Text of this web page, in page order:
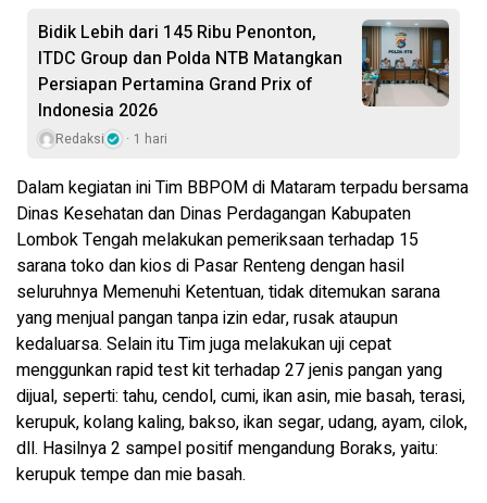
Bidik Lebih dari 145 Ribu Penonton,
ITDC Group dan Polda NTB Matangkan
Persiapan Pertamina Grand Prix of
Indonesia 2026
Redaksi 1 hari
Dalam kegiatan ini Tim BBPOM di Mataram terpadu bersama
Dinas Kesehatan dan Dinas Perdagangan Kabupaten
Lombok Tengah melakukan pemeriksaan terhadap 15
sarana toko dan kios di Pasar Renteng dengan hasil
seluruhnya Memenuhi Ketentuan, tidak ditemukan sarana
yang menjual pangan tanpa izin edar, rusak ataupun
kedaluarsa. Selain itu Tim juga melakukan uji cepat
menggunkan rapid test kit terhadap 27 jenis pangan yang
dijual, seperti: tahu, cendol, cumi, ikan asin, mie basah, terasi,
kerupuk, kolang kaling, bakso, ikan segar, udang, ayam, cilok,
dll. Hasilnya 2 sampel positif mengandung Boraks, yaitu:
kerupuk tempe dan mie basah.